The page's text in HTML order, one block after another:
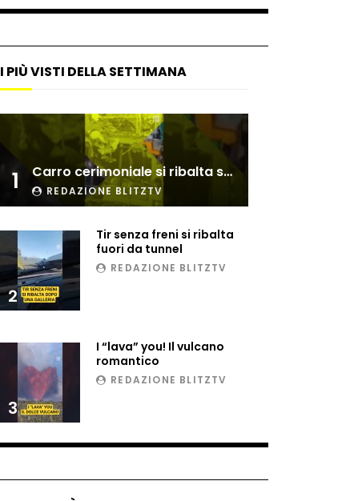
dopo incidente
Nei casinò arriva il cambio
Esplode cabina elettrica
sotterranea
Grattacielo crolla per un
incendio
Ammiocuggino con la ruspa…
I PIÙ VISTI DELLA SETTIMANA
1 Carro cerimoniale si ribalta sulla folla
REDAZIONE BLITZTV
2
Tir senza freni si ribalta
fuori da tunnel
REDAZIONE BLITZTV
3
I “lava” you! Il vulcano
romantico
REDAZIONE BLITZTV